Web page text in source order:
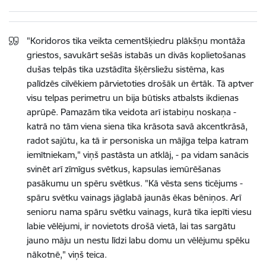
"Koridoros tika veikta cementšķiedru plākšņu montāža
griestos, savukārt sešās istabās un divās koplietošanas
dušas telpās tika uzstādīta šķērsliežu sistēma, kas
palīdzēs cilvēkiem pārvietoties drošāk un ērtāk. Tā aptver
visu telpas perimetru un bija būtisks atbalsts ikdienas
aprūpē. Pamazām tika veidota arī istabiņu noskaņa -
katrā no tām viena siena tika krāsota savā akcentkrāsā,
radot sajūtu, ka tā ir personiska un mājīga telpa katram
iemītniekam," viņš pastāsta un atklāj, - pa vidam sanācis
svinēt arī zīmīgus svētkus, kapsulas iemūrēšanas
pasākumu un spēru svētkus. "Kā vēsta sens ticējums -
spāru svētku vainags jāglabā jaunās ēkas bēniņos. Arī
senioru nama spāru svētku vainags, kurā tika iepīti viesu
labie vēlējumi, ir novietots drošā vietā, lai tas sargātu
jauno māju un nestu līdzi labu domu un vēlējumu spēku
nākotnē," viņš teica.